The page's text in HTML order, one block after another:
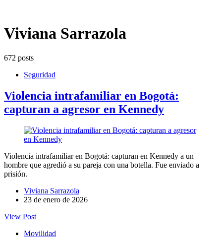
Viviana Sarrazola
672 posts
Seguridad
Violencia intrafamiliar en Bogotá:
capturan a agresor en Kennedy
Violencia intrafamiliar en Bogotá: capturan en Kennedy a un
hombre que agredió a su pareja con una botella. Fue enviado a
prisión.
Viviana Sarrazola
23 de enero de 2026
View Post
Movilidad